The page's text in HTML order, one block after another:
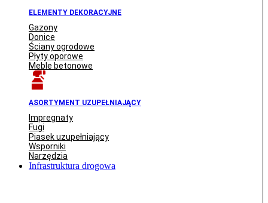
ELEMENTY DEKORACYJNE
Gazony
Donice
Ściany ogrodowe
Płyty oporowe
Meble betonowe
ASORTYMENT UZUPEŁNIAJĄCY
Impregnaty
Fugi
Piasek uzupełniający
Wsporniki
Narzędzia
Infrastruktura drogowa